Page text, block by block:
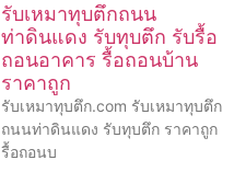
รับเหมาทุบตึกถนน
ท่าดินแดง รับทุบตึก รับรื้อ
ถอนอาคาร รื้อถอนบ้าน
ราคาถูก
รับเหมาทุบตึก.com รับเหมาทุบตึก
ถนนท่าดินแดง รับทุบตึก ราคาถูก
รื้อถอนบ